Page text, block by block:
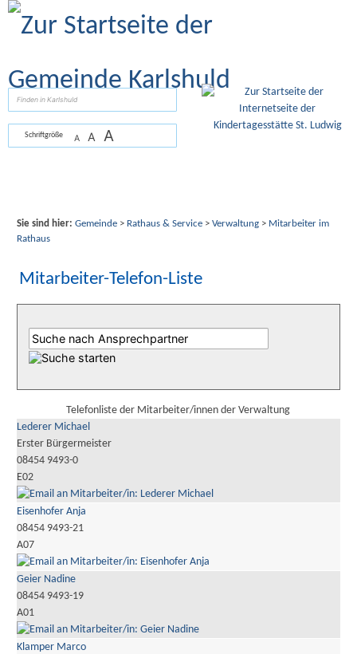
Zum Inhalt
Schriftgröße A A A
Sie sind hier: Gemeinde> Rathaus & Service> Verwaltung> Mitarbeiter im
Rathaus
Mitarbeiter-Telefon-Liste
Telefonliste der Mitarbeiter/innen der Verwaltung
Lederer Michael
Erster Bürgermeister
08454 9493-0
E02
Eisenhofer Anja
08454 9493-21
A07
Geier Nadine
08454 9493-19
A01
Klamper Marco